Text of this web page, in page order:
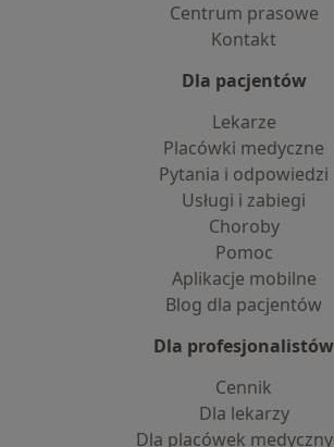
Centrum prasowe
Kontakt
Dla pacjentów
Lekarze
Placówki medyczne
Pytania i odpowiedzi
Usługi i zabiegi
Choroby
Pomoc
Aplikacje mobilne
Blog dla pacjentów
Dla profesjonalistów
Cennik
Dla lekarzy
Dla placówek